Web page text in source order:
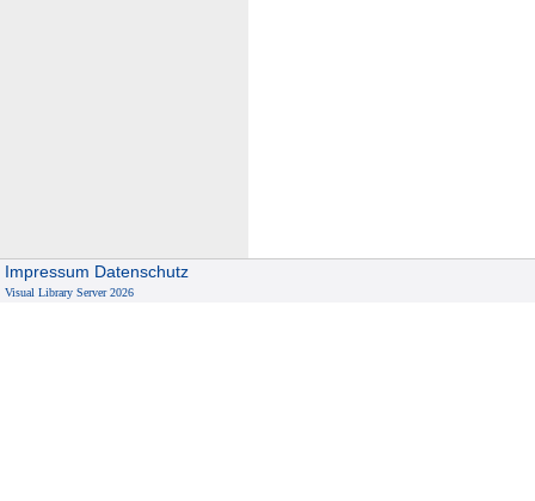
Impressum Datenschutz
Visual Library Server 2026